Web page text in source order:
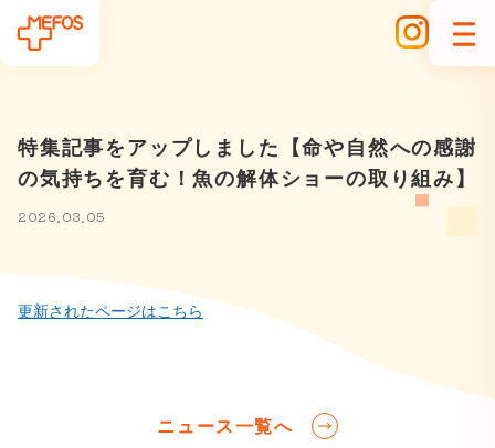
特集記事をアップしました【命や自然への感謝
の気持ちを育む！魚の解体ショーの取り組み】
2026.03.05
更新されたページはこちら
ニュース一覧へ